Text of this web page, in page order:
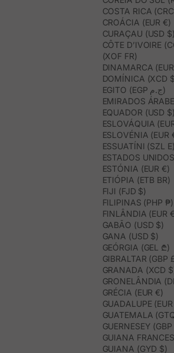
COSTA RICA
CROÁCIA (EUR €)
CURAÇAU (USD $)
CÔTE D’IVOIRE
(XOF FR)
DINAMARCA
DOMÍNICA (XCD
EGITO (EGP ج.م)
EQUADOR (USD $)
ESLOVÁQUIA
ESLOVÉNIA (EUR
ESSUATÍNI (SZL E)
ESTADOS
ESTÓNIA (EUR €)
ETIÓPIA (ETB BR)
FIJI (FJD $)
FILIPINAS (PHP ₱)
FINLÂNDIA (EUR
GABÃO (USD $)
GANA (USD $)
GEÓRGIA (GEL ₾)
GIBRALTAR (GBP
GRANADA (XCD
GRONELÂNDIA
GRÉCIA (EUR €)
GUADALUPE
GUATEMALA
GUERNESEY
GUIANA
GUIANA (GYD $)